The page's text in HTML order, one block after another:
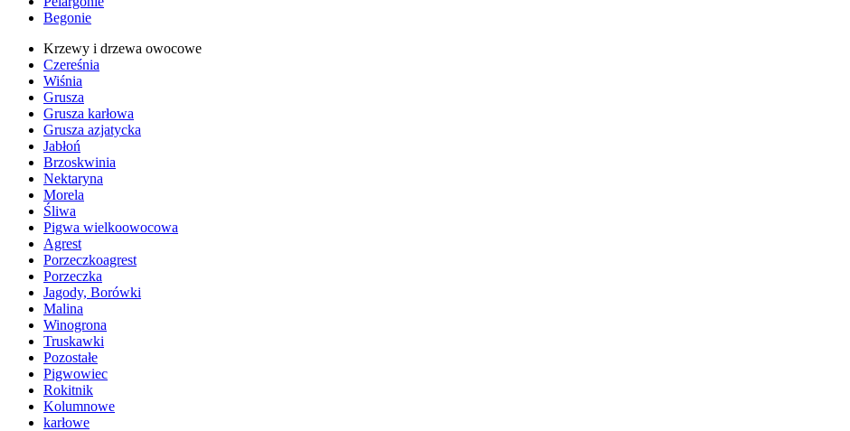
Begonie
Krzewy i drzewa owocowe
Czereśnia
Wiśnia
Grusza
Grusza karłowa
Grusza azjatycka
Jabłoń
Brzoskwinia
Nektaryna
Morela
Śliwa
Pigwa wielkoowocowa
Agrest
Porzeczkoagrest
Porzeczka
Jagody, Borówki
Malina
Winogrona
Truskawki
Pozostałe
Pigwowiec
Rokitnik
Kolumnowe
karłowe